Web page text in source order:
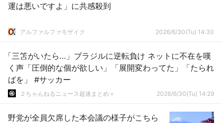
運は悪いですよ」に共感殺到
アルファルファモザイク 2026/6/30(Tu) 14:30
「三笘がいたら…」ブラジルに逆転負け ネットに不在を嘆
く声「圧倒的な個が欲しい」「展開変わってた」「たられ
ばを」 #サッカー
２ちゃんねるニュース超速まとめ＋ 2026/6/30(Tu) 14:29
野党が全員欠席した本会議の様子がこちら